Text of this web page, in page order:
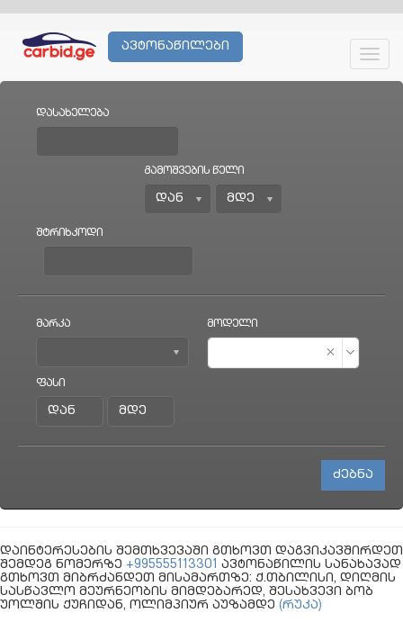
ავტონაწილები
დასახელება
გამოშვების წელი
შტრიხკოდი
მარკა მოდელი
ფასი
დაინტერესების შემთხვევაში გთხოვთ დაგვიკავშირდეთ
შემდეგ ნომერზე +995555113301 ავტონაწილის სანახავად
გთხოვთ მიბრძანდეთ მისამართზე: ქ.თბილისი, დიღმის
სასწავლო მეურნეობის მიმდებარედ, შესახვევი ბობ
უოლშის ქუჩიდან, ოლიმპიურ აუზამდე (რუკა)